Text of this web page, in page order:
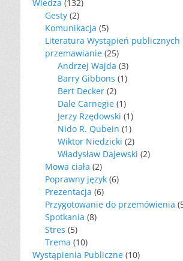
Wiedza (132)
Gesty (2)
Komunikacja (5)
Literatura Wystąpień publicznych
przemawianie (25)
Andrzej Wajda (3)
Barry Gibbons (1)
Bert Decker (2)
Dale Carnegie (1)
Jerzy Rzędowski (1)
Nido R. Qubein (1)
Wiktor Niedzicki (2)
Władysław Dajewski (2)
Mowa ciała (2)
Poprawny język (6)
Prezentacja (6)
Przygotowanie do przemówienia
Spotkania (8)
Stres (5)
Trema (10)
Wystąpienia Publiczne (10)